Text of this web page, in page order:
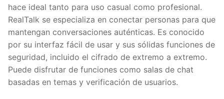
hace ideal tanto para uso casual como profesional.
RealTalk se especializa en conectar personas para que
mantengan conversaciones auténticas. Es conocido
por su interfaz fácil de usar y sus sólidas funciones de
seguridad, incluido el cifrado de extremo a extremo.
Puede disfrutar de funciones como salas de chat
basadas en temas y verificación de usuarios.